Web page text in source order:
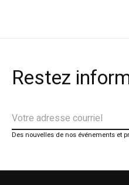
Restez
Des nouvelles de nos événements et